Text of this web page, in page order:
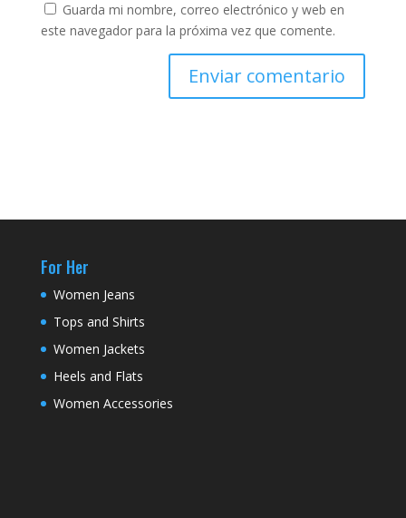
Guarda mi nombre, correo electrónico y web en
este navegador para la próxima vez que comente.
For Her
Women Jeans
Tops and Shirts
Women Jackets
Heels and Flats
Women Accessories